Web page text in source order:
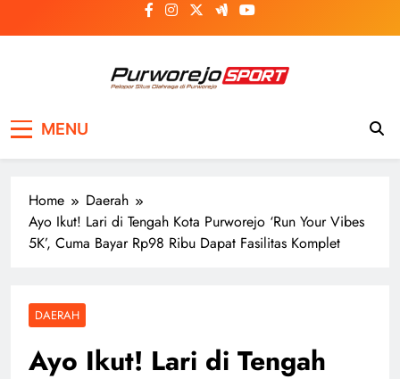
to
MENU
Home
Daerah
Ayo Ikut! Lari di Tengah Kota Purworejo ‘Run Your Vibes
5K’, Cuma Bayar Rp98 Ribu Dapat Fasilitas Komplet
DAERAH
Ayo Ikut! Lari di Tengah